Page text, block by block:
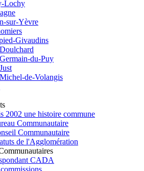
Lochy
sur-Yèvre
Givaudins
du-Puy
de-Volangis
2002 une histoire commune
Communautaire
Communautaire
de l'Agglomération
CADA